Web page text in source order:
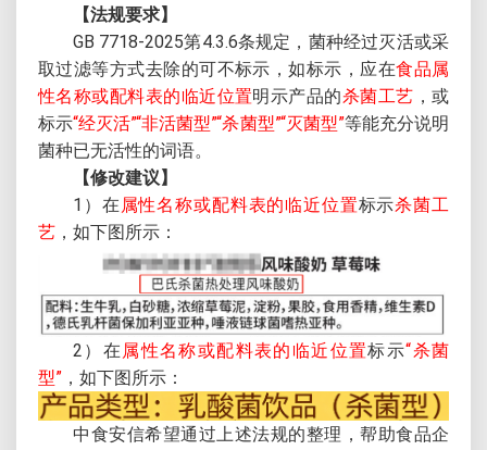
【法规要求】
GB 7718-2025第4.3.6条规定，菌种经过灭活或采
取过滤等方式去除的可不标示，如标示，应在食品属
性名称或配料表的临近位置明示产品的杀菌工艺 ，或
标示“经灭活”“非活菌型”“杀菌型”“灭菌型”等能充分说明
菌种已无活性的词语。
【修改建议】
1）在 属性名称或配料表的临近位置标示杀菌工
艺 ，如下图所示：
2）在 属性名称或配料表的临近位置标示“杀菌
型” ，如下图所示：
中食安信希望通过上述法规的整理，帮助食品企